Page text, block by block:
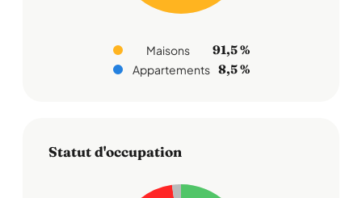
Maisons 91,5 %
Appartements 8,5 %
Statut d'occupation